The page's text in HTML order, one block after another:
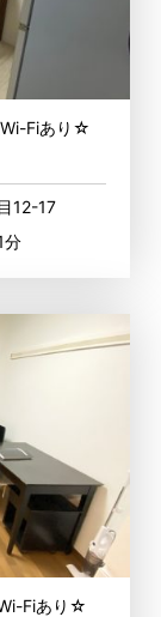
Fiあり☆
12-17
分
Fiあり☆